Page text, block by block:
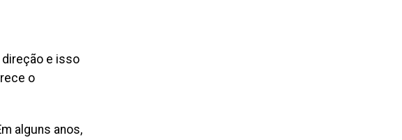
direção e isso
o
alguns anos,